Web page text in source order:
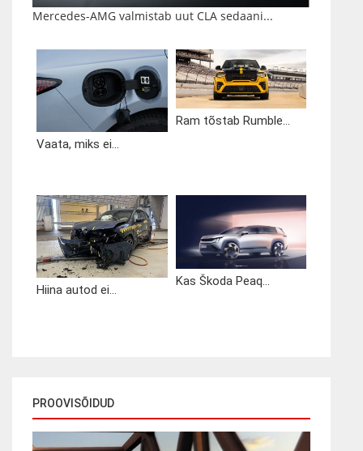
Mercedes-AMG valmistab uut CLA sedaani...
Vaata, miks ei...
Ram tõstab Rumble...
Hiina autod ei...
Kas Škoda Peaq...
PROOVISÕIDUD